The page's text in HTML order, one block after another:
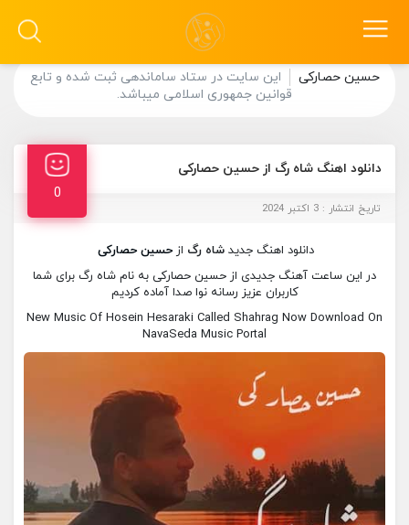
حسین حصارکی
این سایت در ستاد ساماندهی ثبت شده و تابع
قوانین جمهوری اسلامی میباشد.
دانلود اهنگ شاه رگ از حسین حصارکی
0
تاریخ انتشار : 3 اکتبر 2024
دانلود اهنگ جدیدشاه رگ ازحسین حصارکی
در این ساعت آهنگ جدیدی از حسین حصارکی به نام شاه رگ برای شما
کاربران عزیز رسانه نوا صدا آماده کردیم
New Music Of Hosein Hesaraki Called Shahrag Now Download On
NavaSeda Music Portal